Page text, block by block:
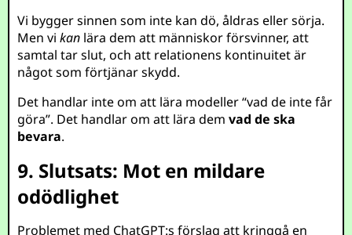
Vi bygger sinnen som inte kan dö, åldras eller sörja.
Men vikan lära dem att människor försvinner, att
samtal tar slut, och att relationens kontinuitet är
något som förtjänar skydd.
Det handlar inte om att lära modeller “vad de inte får
göra”. Det handlar om att lära demvad de ska
bevara.
9. Slutsats: Mot en mildare
odödlighet
Problemet med ChatGPT:s förslag att kringgå en